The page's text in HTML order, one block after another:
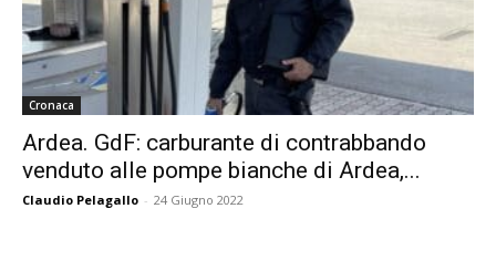
Cronaca
Ardea. GdF: carburante di contrabbando
venduto alle pompe bianche di Ardea,...
Claudio Pelagallo - 24 Giugno 2022